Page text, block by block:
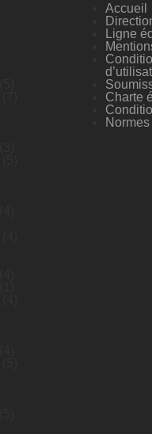
Accueil
Ligne
Charte